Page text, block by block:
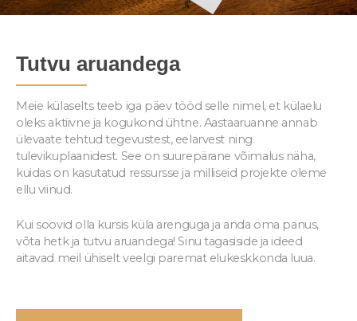
Tutvu aruandega
Meie külaselts teeb iga päev tööd selle nimel, et külaelu
oleks aktiivne ja kogukond ühtne. Aastaaruanne annab
ülevaate tehtud tegevustest, eelarvest ning
tulevikuplaanidest. See on suurepärane võimalus näha,
kuidas on kasutatud ressursse ja milliseid projekte oleme
ellu viinud.
Kui soovid olla kursis küla arenguga ja anda oma panus,
võta hetk ja tutvu aruandega! Sinu tagasiside ja ideed
aitavad meil ühiselt veelgi paremat elukeskkonda luua.